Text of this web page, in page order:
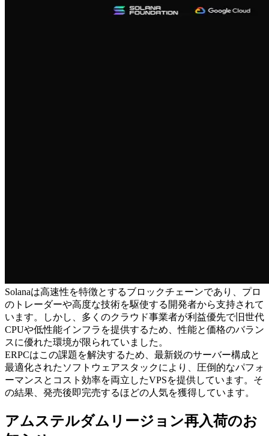
Solanaは高速性を特徴とするブロックチェーンであり、プロ
のトレーダーや高度な技術を駆使する開発者から支持されて
います。しかし、多くのクラウド事業者が利益優先で旧世代
CPUや低性能インフラを提供するため、性能と価格のバラン
スに優れた環境が限られていました。
ERPCはこの課題を解決するため、最新鋭のサーバー構成と
最適化されたソフトウェアスタックにより、圧倒的なパフォ
ーマンスとコスト効率を両立したVPSを提供しています。そ
の結果、発売後即完売するほどの人気を獲得しています。
アムステルダムリージョン再入荷のお